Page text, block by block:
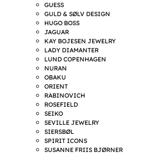
GUESS
GULD & SØLV DESIGN
HUGO BOSS
JAGUAR
KAY BOJESEN JEWELRY
LADY DIAMANTER
LUND COPENHAGEN
NURAN
OBAKU
ORIENT
RABINOVICH
ROSEFIELD
SEIKO
SEVILLE JEWELRY
SIERSBØL
SPIRIT ICONS
SUSANNE FRIIS BJØRNER